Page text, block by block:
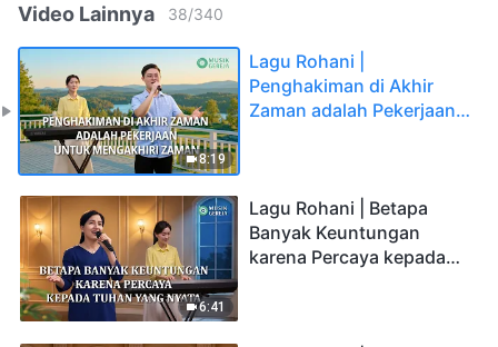
Video Lainnya 38/340
8:19
Lagu Rohani |
Penghakiman di Akhir
Zaman adalah Pekerjaan
6:41
Lagu Rohani | Betapa
Banyak Keuntungan
karena Percaya kepada